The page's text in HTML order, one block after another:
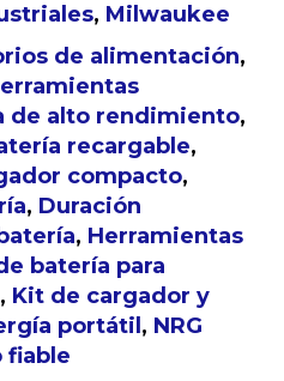
, Milwaukee
de alimentación,
de alto rendimiento,
recargable,
compacto,
, Duración
, Herramientas
batería para
, Kit de cargador y
portátil , NRG
fiable